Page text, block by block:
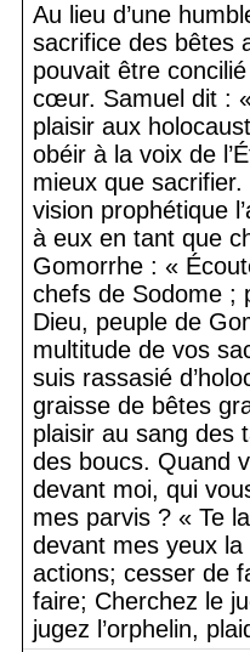
Au lieu d’une
sacrifice des bêtes
pouvait être
cœur. Samuel dit :
plaisir aux
obéir à la voix de
mieux que
vision prophétique
à eux en tant que
Gomorrhe : «
chefs de Sodome ;
Dieu, peuple de
multitude de vos
suis rassasié
graisse de bêtes
plaisir au sang des
des boucs. Quand
devant moi, qui
mes parvis ? « Te
devant mes yeux
actions; cesser de
faire; Cherchez le
jugez l’orphelin,